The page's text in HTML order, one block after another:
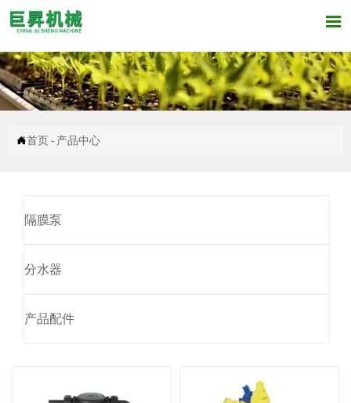

首页 - 产品中心
隔膜泵
分水器
产品配件